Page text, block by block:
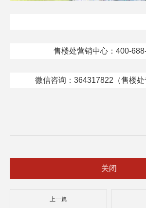
售楼处营销中心：400-
微信咨询：364317822（售楼处
关闭
上一篇